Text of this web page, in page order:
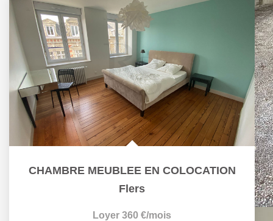
CHAMBRE MEUBLEE EN COLOCATION
Flers
Loyer 360 €/mois